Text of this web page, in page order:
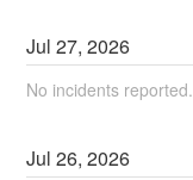
Jul27,2026
No incidents reported.
Jul26,2026